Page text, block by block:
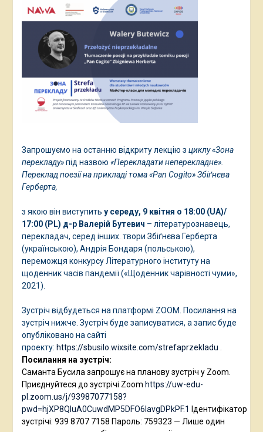
Запрошуємо на останню відкриту лекцію з циклу «Зона
перекладу»під назвою «Перекладати неперекладне».
Переклад поезії на прикладі тома «Pan Cogito» Збіґнєва
Герберта,
з якою він виступить у середу, 9 квітня о 18:00 (UA)/
17:00 (PL) д-р Валерій Бутевич – літературознавець,
перекладач, серед інших. твори Збіґнєва Герберта
(українською), Андрія Бондаря (польською),
переможця конкурсу Літературного інституту на
щоденник часів пандемії («Щоденник чарівності чуми»,
2021).
Зустріч відбудеться на платформі ZOOM. Посилання на
зустріч нижче. Зустріч буде записуватися, а запис буде
опубліковано на сайті
проекту: https://sbusilo.wixsite.com/strefaprzekladu .
Посилання на зустріч:
Саманта Бусила запрошує на планову зустріч у Zoom.
Приєднуйтеся до зустрічі Zoom https://uw-edu-
pl.zoom.us/j/93987077158?
pwd=hjXP8QIuA0CuwdMP5DFO6IavgDPkPF.1 Ідентифікатор
зустрічі: 939 8707 7158 Пароль: 759323 — Лише один